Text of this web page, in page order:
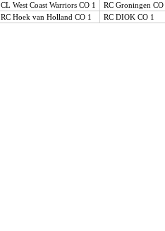
CL West Coast Warriors CO 1
RC Groningen CO
RC Hoek van Holland CO 1 RC DIOK CO 1